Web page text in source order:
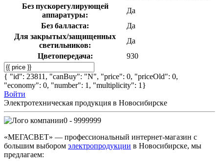
Без пускорегулирующей
аппаратуры:
Да
Без балласта:
Да
Для закрытых/защищенных
светильников:
Да
Цветопередача:
930
{ "id": 23811, "canBuy": "N", "price": 0, "priceOld": 0,
"economy": 0, "number": 1, "multiplicity": 1}
Войти
Электротехническая продукция в Новосибирске
0 - 9999999
«МЕГАСВЕТ» — профессиональный интернет-магазин с
большим выбором электропродукции в Новосибирске, мы
предлагаем: